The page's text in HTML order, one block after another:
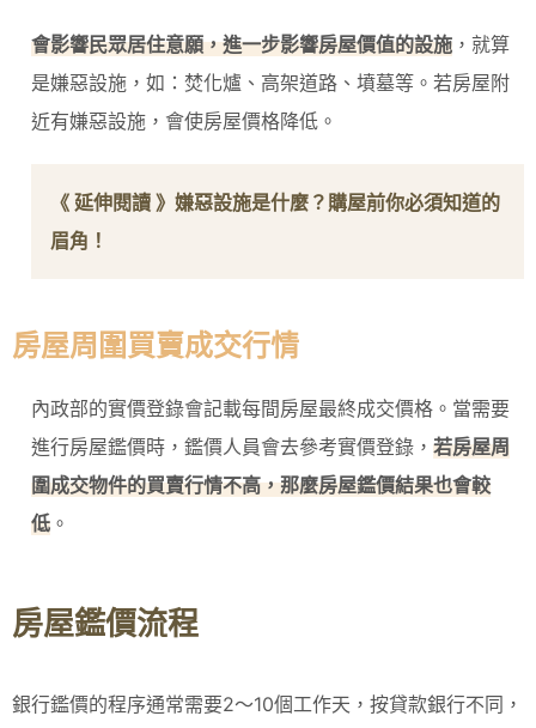
會影響民眾居住意願，進一步影響房屋價值的設施 ，就算
是嫌惡設施，如：焚化爐、高架道路、墳墓等。若房屋附
近有嫌惡設施，會使房屋價格降低。
《 延伸閱讀 》 嫌惡設施是什麼？購屋前你必須知道的
眉角！
房屋周圍買賣成交行情
內政部的實價登錄會記載每間房屋最終成交價格。當需要
進行房屋鑑價時，鑑價人員會去參考實價登錄， 若房屋周
圍成交物件的買賣行情不高，那麼房屋鑑價結果也會較
低 。
房屋鑑價流程
銀行鑑價的程序通常需要2～10個工作天，按貸款銀行不同，